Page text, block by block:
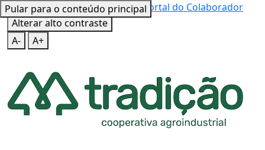
Pular para o conteúdo principal
Mapa do SiteTeclas de AtalhoPortal do Colaborador
Alterar alto contraste
A-
A+